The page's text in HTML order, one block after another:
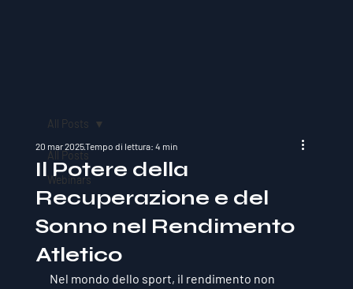
All Posts
Webinars
All Posts
Il Potere della
Recuperazione e del
Sonno nel Rendimento
Atletico
20 mar 2025Tempo di lettura: 4 min
Nel mondo dello sport, il rendimento non